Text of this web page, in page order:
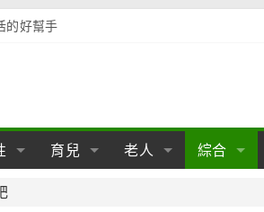
的好幫手
早泄
房
育兒
老人
綜合